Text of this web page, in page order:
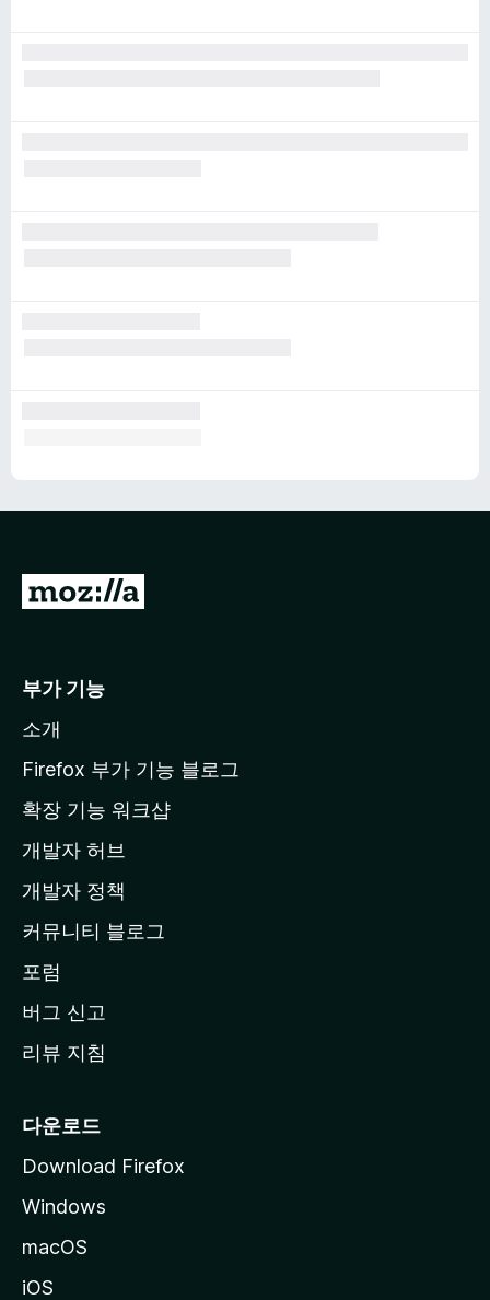
M
l
a
페
이
지
이
동
부가 기능
소개
Firefox 부가 기능 블로그
확장 기능 워크샵
개발자 허브
개발자 정책
커뮤니티 블로그
포럼
버그 신고
리뷰 지침
다운로드
Download Firefox
Windows
macOS
iOS